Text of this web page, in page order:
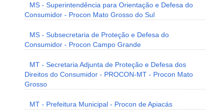
MS - Superintendência para Orientação e Defesa do
Consumidor - Procon Mato Grosso do Sul
MS - Subsecretaria de Proteção e Defesa do
Consumidor - Procon Campo Grande
MT - Secretaria Adjunta de Proteção e Defesa dos
Direitos do Consumidor - PROCON-MT - Procon Mato
Grosso
MT - Prefeitura Municipal - Procon de Apiacás